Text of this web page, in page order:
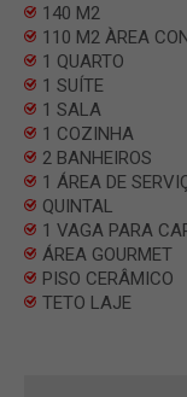
140 M2
110 M2 ÀREA
1 QUARTO
1 SUÍTE
1 SALA
1 COZINHA
2 BANHEIROS
1 ÁREA DE
QUINTAL
1 VAGA PARA
ÁREA GOURMET
PISO CERÂMICO
TETO LAJE